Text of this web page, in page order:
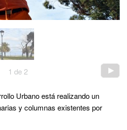
1 de 2
Urbano está realizando un
y columnas existentes por